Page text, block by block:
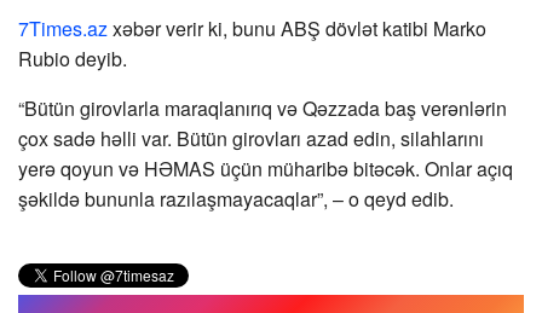
7Times.azxəbər verir ki, bunu ABŞ dövlət katibi Marko
Rubio deyib.
“Bütün girovlarla maraqlanırıq və Qəzzada baş verənlərin
çox sadə həlli var. Bütün girovları azad edin, silahlarını
yerə qoyun və HƏMAS üçün müharibə bitəcək. Onlar açıq
şəkildə bununla razılaşmayacaqlar”, – o qeyd edib.